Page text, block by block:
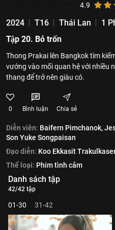
4.9
2024 T16 Thái Lan 1
Tập 20. Bỏ trốn
Thong Prakai lên Bangkok tìm
vướng vào mối quan hệ với nhiều
thang để trở nên giàu có.
0 Bình luận Chia sẻ
Diễn viên: Baifern Pimchanok,
Son Yuke Songpaisan
Đạo diễn: Koo Ekkasit
Thể loại: Phim tình cảm
Danh sách tập
42/42 tập
01-30 31-42